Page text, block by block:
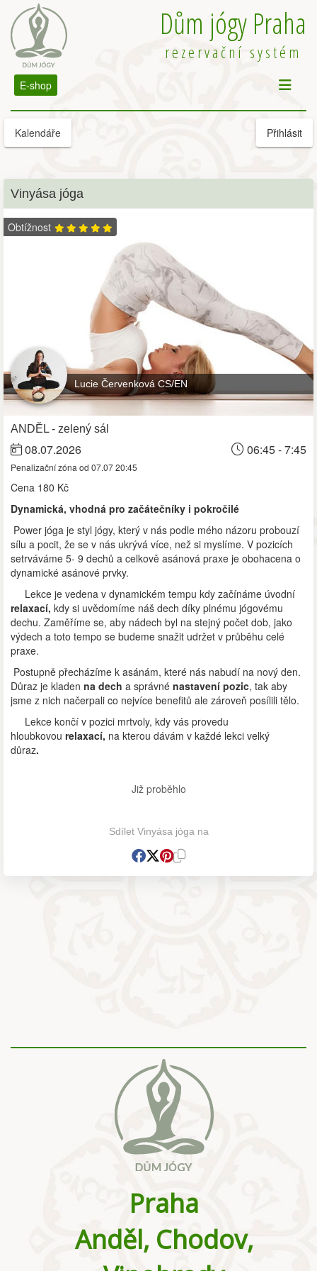
Dům jógy Praha
rezervační systém
E-shop
Kalendáře Přihlásit
Vinyása jóga
Obtížnost
Lucie Červenková CS/EN
ANDĚL - zelený sál
08.07.2026 06:45 - 7:45
Penalizační zóna od 07.07 20:45
Cena 180 Kč
Dynamická, vhodná pro začátečníky i pokročilé
Power jóga je styl jógy, který v nás podle mého názoru probouzí
sílu a pocit, že se v nás ukrývá více, než si myslíme. V pozicích
setrváváme 5- 9 dechů a celkově asánová praxe je obohacena o
dynamické asánové prvky.
Lekce je vedena v dynamickém tempu kdy začínáme úvodní
relaxací, kdy si uvědomíme náš dech díky plnému jógovému
dechu. Zaměříme se, aby nádech byl na stejný počet dob, jako
výdech a toto tempo se budeme snažit udržet v průběhu celé
praxe.
Postupně přecházíme k asánám, které nás nabudí na nový den.
Důraz je kladen na dech a správné nastavení pozic, tak aby
jsme z nich načerpali co nejvíce benefitů ale zároveň posílili tělo.
Lekce končí v pozici mrtvoly, kdy vás provedu
hloubkovou relaxací, na kterou dávám v každé lekci velký
důraz.
Již proběhlo
Sdílet Vinyása jóga na
Praha
Anděl, Chodov,